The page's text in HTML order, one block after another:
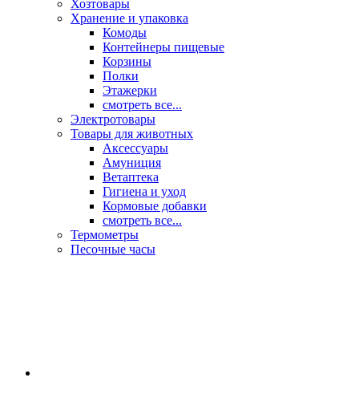
Хозтовары
Хранение и упаковка
Комоды
Контейнеры пищевые
Корзины
Полки
Этажерки
смотреть все...
Электротовары
Товары для животных
Аксессуары
Амуниция
Ветаптека
Гигиена и уход
Кормовые добавки
смотреть все...
Термометры
Песочные часы